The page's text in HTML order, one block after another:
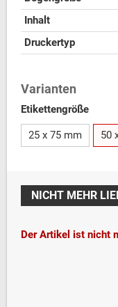
Inhalt
Druckertyp
Varianten
Etikettengröße
25 x 75 mm 50
NICHT MEHR
Der Artikel ist nicht